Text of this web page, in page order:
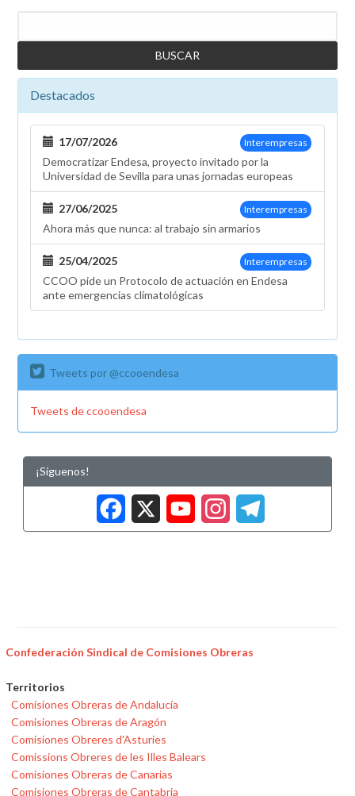
de
y
Salinas
Destacados
Interempresas
17/07/2026
Democratizar Endesa, proyecto invitado por la
Universidad de Sevilla para unas jornadas europeas
Interempresas
27/06/2025
Ahora más que nunca: al trabajo sin armarios
Interempresas
25/04/2025
CCOO pide un Protocolo de actuación en Endesa
ante emergencias climatológicas
Tweets por @ccooendesa
Tweets de ccooendesa
¡Síguenos!
Facebook
X
Confederación Sindical de Comisiones Obreras
Territorios
Comisiones Obreras de Andalucía
Comisiones Obreras de Aragón
Comisiones Obreres d'Asturies
Comissions Obreres de les Illes Balears
Comisiones Obreras de Canarias
Comisiones Obreras de Cantabria